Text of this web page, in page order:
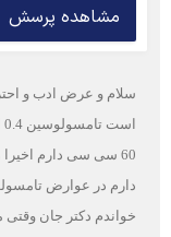
مشاهده پرسش
60 سی سی دارم
دارم در عوارض
خواندم دکتر جان